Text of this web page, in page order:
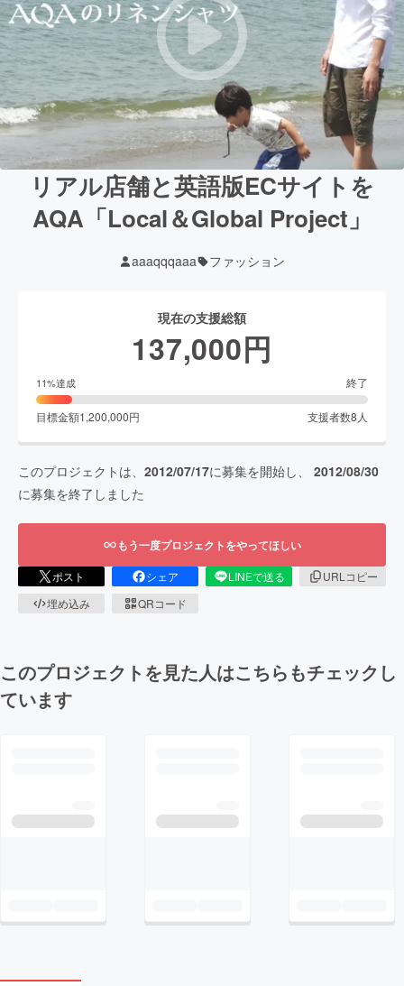
リアル店舗と英語版ECサイトを
AQA「Local＆Global Project」
aaaqqqaaa ファッション
現在の支援総額
137,000円
11%達成 終了
目標金額1,200,000円 支援者数8 人
このプロジェクトは、 2012/07/17に募集を開始し、 2012/08/30
に募集を終了しました
もう一度プロジェクトをやってほしい
ポスト シェア LINEで送る
URLコピー
埋め込み
QRコード
このプロジェクトを見た人はこちらもチェックし
ています